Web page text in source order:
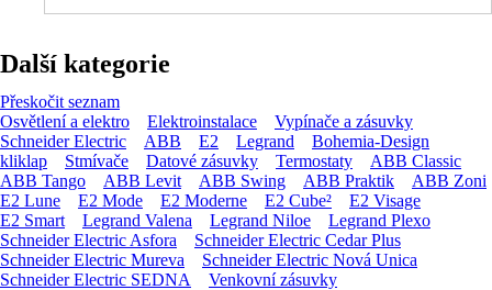
Další kategorie
Přeskočit seznam
Osvětlení a elektro
Elektroinstalace
Vypínače a zásuvky
Schneider Electric
ABB E2 Legrand
Bohemia-Design
kliklap
Stmívače Datové zásuvky Termostaty
ABB Classic
ABB Tango
ABB Levit ABB Swing ABB Praktik
ABB Zoni
E2 Lune
E2 Mode E2 Moderne E2 Cube²
E2 Visage
E2 Smart
Legrand Valena Legrand Niloe
Legrand Plexo
Schneider Electric Asfora
Schneider Electric Cedar Plus
Schneider Electric Mureva
Schneider Electric Nová Unica
Schneider Electric SEDNA
Venkovní zásuvky